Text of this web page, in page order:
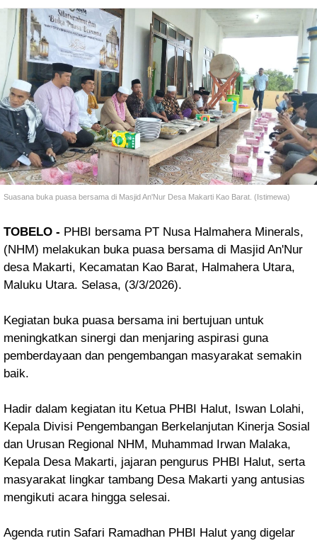
Suasana buka puasa bersama di Masjid An'Nur Desa Makarti Kao Barat. (Istimewa)
TOBELO - PHBI bersama PT Nusa Halmahera Minerals,
(NHM) melakukan buka puasa bersama di Masjid An'Nur
desa Makarti, Kecamatan Kao Barat, Halmahera Utara,
Maluku Utara. Selasa, (3/3/2026).
Kegiatan buka puasa bersama ini bertujuan untuk
meningkatkan sinergi dan menjaring aspirasi guna
pemberdayaan dan pengembangan masyarakat semakin
baik.
Hadir dalam kegiatan itu Ketua PHBI Halut, Iswan Lolahi,
Kepala Divisi Pengembangan Berkelanjutan Kinerja Sosial
dan Urusan Regional NHM, Muhammad Irwan Malaka,
Kepala Desa Makarti, jajaran pengurus PHBI Halut, serta
masyarakat lingkar tambang Desa Makarti yang antusias
mengikuti acara hingga selesai.
Agenda rutin Safari Ramadhan PHBI Halut yang digelar